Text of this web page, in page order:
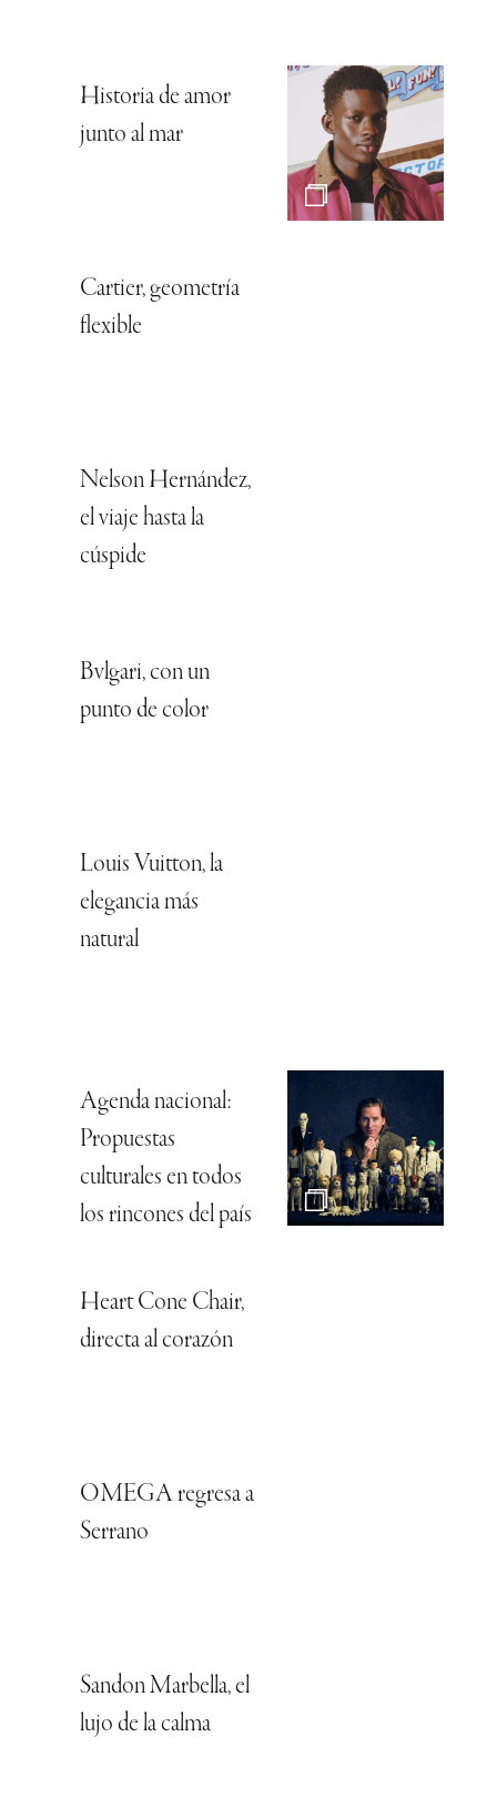
Historia de amor
junto al mar
Cartier, geometría
flexible
Nelson Hernández,
el viaje hasta la
cúspide
Bvlgari, con un
punto de color
Louis Vuitton, la
elegancia más
natural
Agenda nacional:
Propuestas
culturales en todos
los rincones del país
Heart Cone Chair,
directa al corazón
OMEGA regresa a
Serrano
Sandon Marbella, el
lujo de la calma